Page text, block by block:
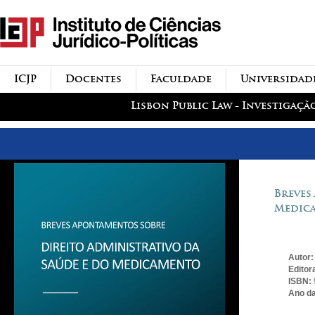
principal
icjp
menu-institucional Faculdade
Docentes
ICJP
Lisbon Public Law -
ISBN:
Ano